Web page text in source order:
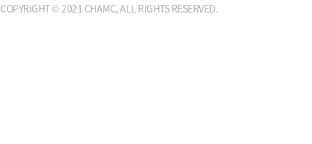
COPYRIGHT © 2021 CHAMC, ALL RIGHTS RESERVED.